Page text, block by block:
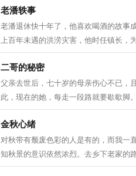
老潘轶事
老潘退休快十年了，他喜欢喝酒的故事
上百年未遇的洪涝灾害，他时任镇长，
二哥的秘密
父亲去世后，七十岁的母亲伤心不已，
此，现在的她，每走一段路就要歇歇脚
金秋心绪
对秋带有颓废色彩的人是有的，而我一
知秋景的意识依然浓烈。去乡下老家的